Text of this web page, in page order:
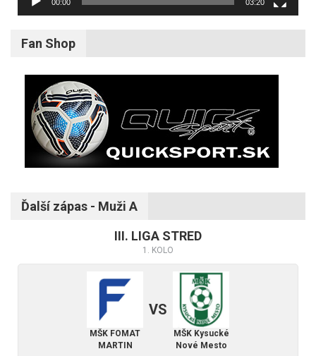
00:00 03:20
Fan Shop
Ďalší zápas - Muži A
III. LIGA STRED
1. KOLO
MŠK FOMAT
MARTIN
VS
MŠK Kysucké
Nové Mesto